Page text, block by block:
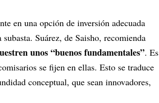
en una opción de inversión adecuada
Suárez, de Saisho, recomienda
unos “buenos fundamentales”. Es
se fijen en ellas. Esto se traduce
conceptual, que sean innovadores,